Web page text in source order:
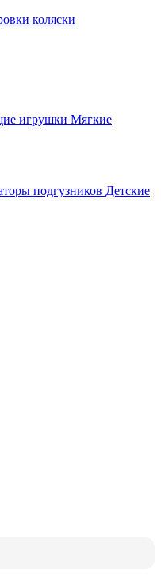
коляски
игрушки Мягкие
подгузников Детские